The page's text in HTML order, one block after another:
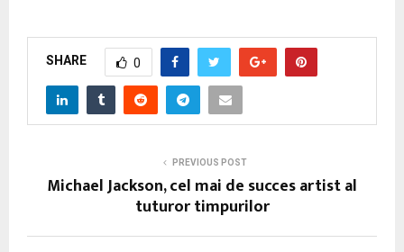
SHARE 0
PREVIOUS POST
Michael Jackson, cel mai de succes artist al
tuturor timpurilor